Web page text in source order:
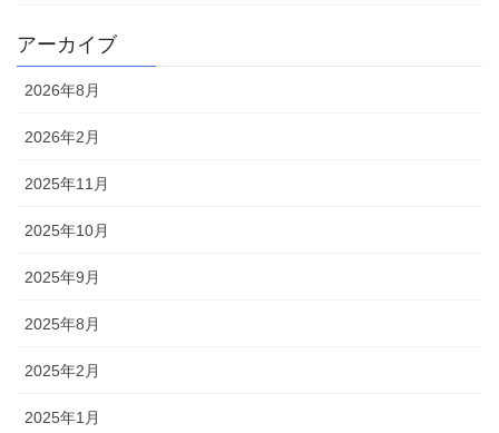
アーカイブ
2026年8月
2026年2月
2025年11月
2025年10月
2025年9月
2025年8月
2025年2月
2025年1月